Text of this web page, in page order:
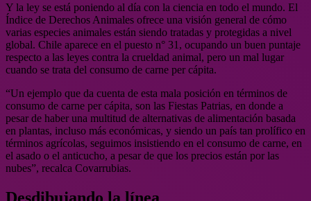
Y la ley se está poniendo al día con la ciencia en todo el mundo. El
Índice de Derechos Animales ofrece una visión general de cómo
varias especies animales están siendo tratadas y protegidas a nivel
global. Chile aparece en el puesto n° 31, ocupando un buen puntaje
respecto a las leyes contra la crueldad animal, pero un mal lugar
cuando se trata del consumo de carne per cápita.
“Un ejemplo que da cuenta de esta mala posición en términos de
consumo de carne per cápita, son las Fiestas Patrias, en donde a
pesar de haber una multitud de alternativas de alimentación basada
en plantas, incluso más económicas, y siendo un país tan prolífico en
términos agrícolas, seguimos insistiendo en el consumo de carne, en
el asado o el anticucho, a pesar de que los precios están por las
nubes”, recalca Covarrubias.
Desdibujando la línea